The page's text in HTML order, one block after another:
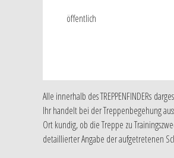
öffentlich
Alle innerhalb des TREPPENFINDERs
Ihr handelt bei der Treppenbegehung
Ort kundig, ob die Treppe zu
detaillierter Angabe der aufgetretenen